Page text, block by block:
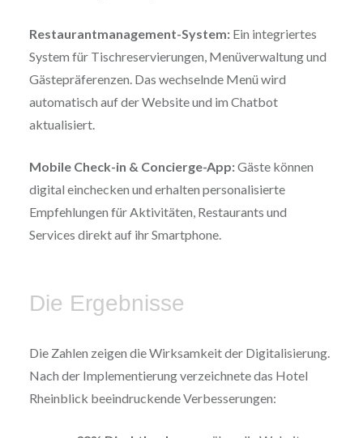
Restaurantmanagement-System:Ein integriertes
System für Tischreservierungen, Menüverwaltung und
Gästepräferenzen. Das wechselnde Menü wird
automatisch auf der Website und im Chatbot
aktualisiert.
Mobile Check-in & Concierge-App:Gäste können
digital einchecken und erhalten personalisierte
Empfehlungen für Aktivitäten, Restaurants und
Services direkt auf ihr Smartphone.
Die Ergebnisse
Die Zahlen zeigen die Wirksamkeit der Digitalisierung.
Nach der Implementierung verzeichnete das Hotel
Rheinblick beeindruckende Verbesserungen: